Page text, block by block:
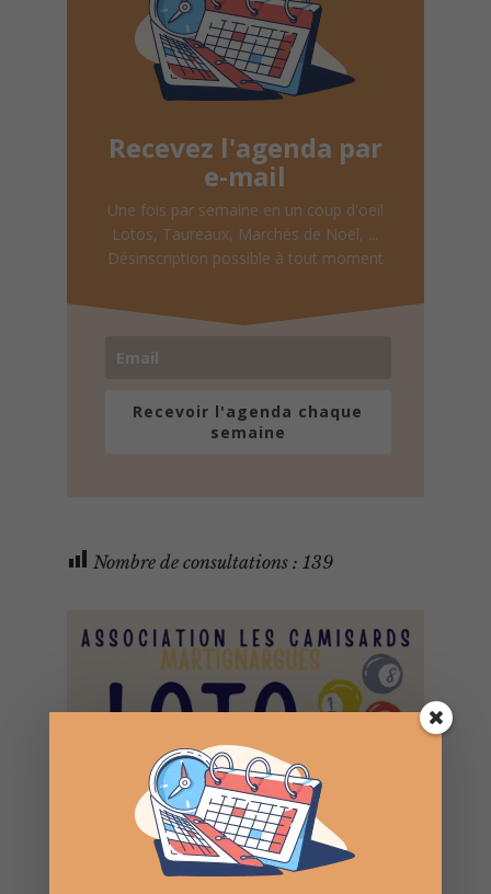
Recevez l'agenda par
e-mail
Une fois par semaine en un coup d'oeil
Lotos, Taureaux, Marchés de Noël, ...
Désinscription possible à tout moment
Recevoir l'agenda chaque
semaine
Nombre de consultations : 139